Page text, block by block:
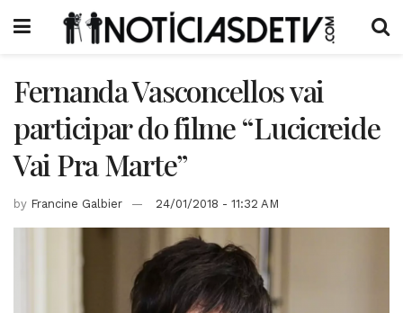
Fernanda Vasconcellos vai
participar do filme “Lucicreide
Vai Pra Marte”
by Francine Galbier 24/01/2018 - 11:32 AM